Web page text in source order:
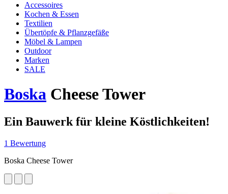
Accessoires
Kochen & Essen
Textilien
Übertöpfe & Pflanzgefäße
Möbel & Lampen
Outdoor
Marken
SALE
Boska Cheese Tower
Ein Bauwerk für kleine Köstlichkeiten!
1 Bewertung
Boska Cheese Tower